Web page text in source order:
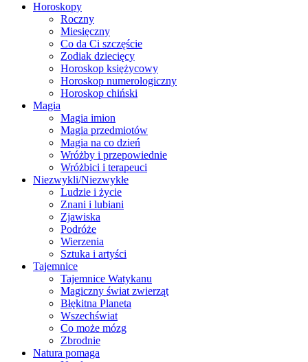
Horoskopy
Roczny
Miesięczny
Co da Ci szczęście
Zodiak dziecięcy
Horoskop księżycowy
Horoskop numerologiczny
Horoskop chiński
Magia
Magia imion
Magia przedmiotów
Magia na co dzień
Wróżby i przepowiednie
Wróżbici i terapeuci
Niezwykli/Niezwykłe
Ludzie i życie
Znani i lubiani
Zjawiska
Podróże
Wierzenia
Sztuka i artyści
Tajemnice
Tajemnice Watykanu
Magiczny świat zwierząt
Błękitna Planeta
Wszechświat
Co może mózg
Zbrodnie
Natura pomaga